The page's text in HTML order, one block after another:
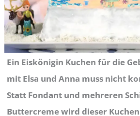
Ein Eiskönigin Kuchen für die
mit Elsa und Anna muss nicht
Statt Fondant und mehreren
Buttercreme wird dieser